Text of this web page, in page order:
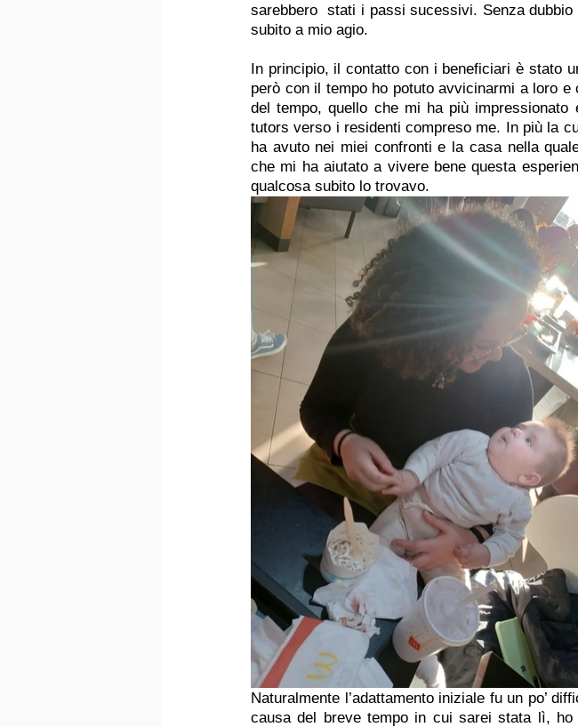
sarebbero  stati i passi sucessivi. Senza
subito a mio agio.
In principio, il contatto con i beneficiari è stato
però con il tempo ho potuto avvicinarmi a loro
del tempo, quello che mi ha più impressionato
tutors verso i residenti compreso me. In più la
ha avuto nei miei confronti e la casa nella
che mi ha aiutato a vivere bene questa
qualcosa subito lo trovavo.
Naturalmente l’adattamento iniziale fu un po’
causa del breve tempo in cui sarei stata lì,